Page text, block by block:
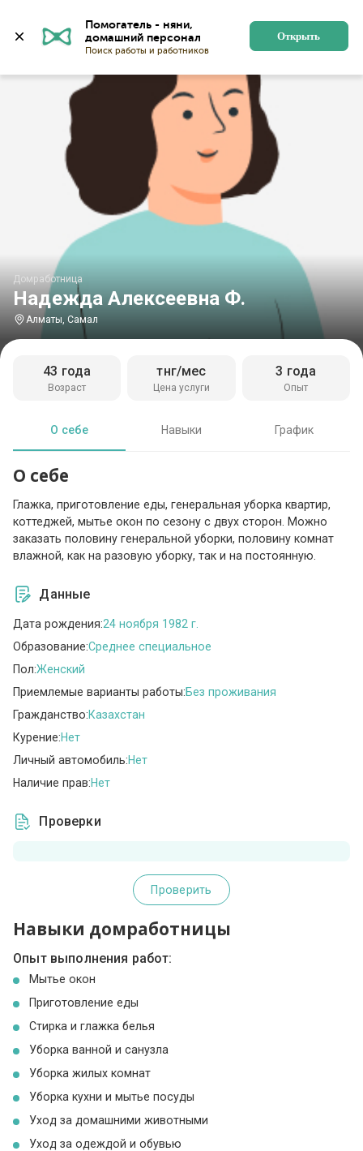
Помогатель - няни,
Поиск работы и работников
Открыть
Надежда Алексеевна Ф.
Домработница
Алматы, Самал
Возраст
43 года
Цена услуги
тнг/мес
Опыт
3 года
О себе Навыки График
О себе
Глажка, приготовление еды, генеральная уборка квартир,
коттеджей, мытье окон по сезону с двух сторон. Можно
заказать половину генеральной уборки, половину комнат
влажной, как на разовую уборку, так и на постоянную.
Данные
Дата рождения:24 ноября 1982 г.
Образование:Среднее специальное
Пол:Женский
Приемлемые варианты работы:Без проживания
Гражданство:Казахстан
Курение:Нет
Личный автомобиль:Нет
Наличие прав:Нет
Проверки
Проверить
Навыки домработницы
Опыт выполнения работ:
Мытье окон
Приготовление еды
Стирка и глажка белья
Уборка ванной и санузла
Уборка жилых комнат
Уборка кухни и мытье посуды
Уход за домашними животными
Уход за одеждой и обувью